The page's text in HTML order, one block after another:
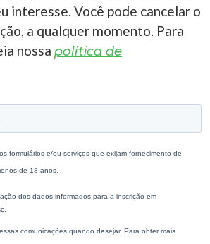
interesse. Você pode cancelar o
a qualquer momento. Para
nossa política de